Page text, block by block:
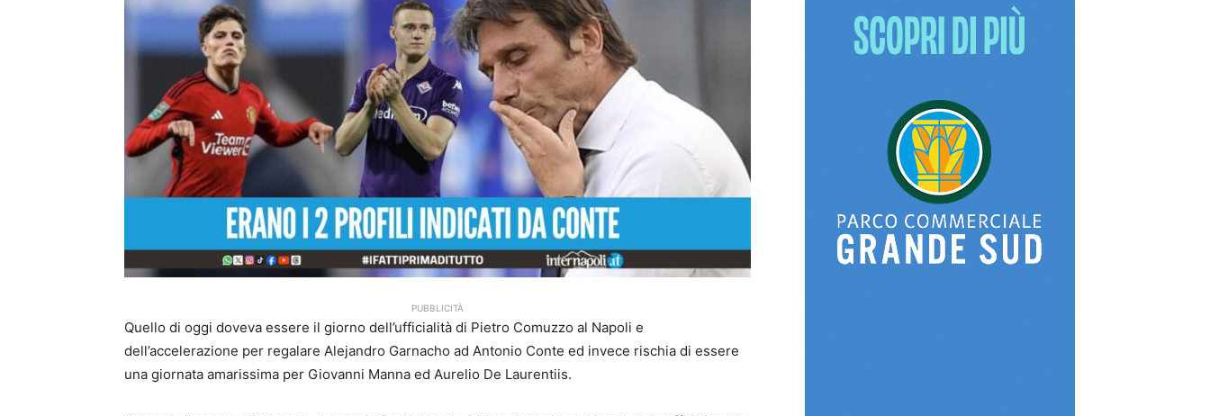
PUBBLICITÀ
Quello di oggi doveva essere il giorno dell’ufficialità di Pietro Comuzzo al Napoli e
dell’accelerazione per regalare Alejandro Garnacho ad Antonio Conte ed invece rischia di essere
una giornata amarissima per Giovanni Manna ed Aurelio De Laurentiis.